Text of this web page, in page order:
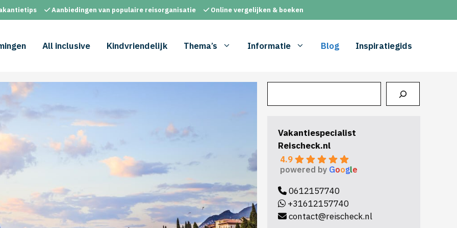
Aanbiedingen van populaire reisorganisatie Online vergelijken & boeken
All inclusive Kindvriendelijk Thema’s Informatie Blog Inspiratiegids
Vakantiespecialist
Reischeck.nl
4.9
powered by Google
0612157740
+31612157740
contact@reischeck.nl